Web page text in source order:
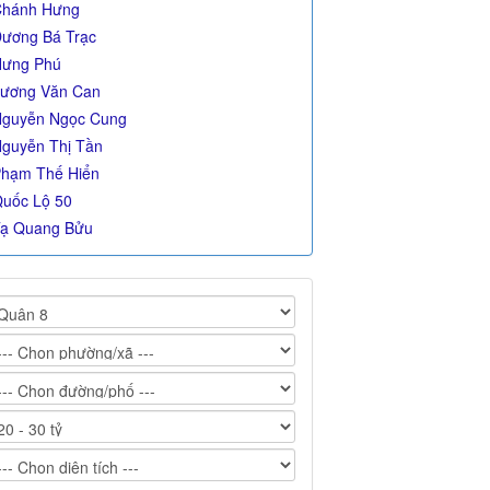
Hưng
Bá Trạc
Phú
Văn Can
Ngọc Cung
Thị Tần
Thế Hiển
Lộ 50
Quang Bửu